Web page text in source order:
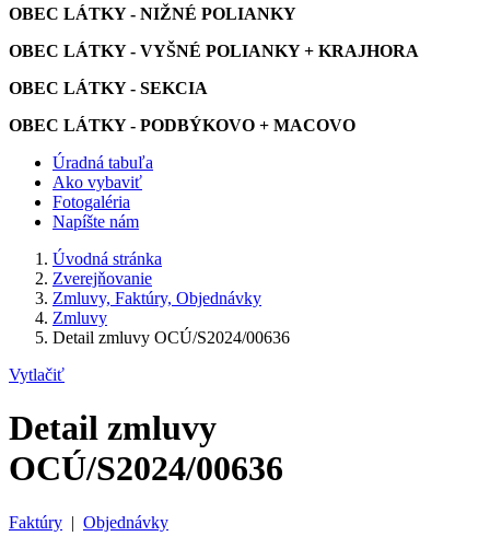
OBEC LÁTKY - NIŽNÉ POLIANKY
OBEC LÁTKY - VYŠNÉ POLIANKY + KRAJHORA
OBEC LÁTKY - SEKCIA
OBEC LÁTKY - PODBÝKOVO + MACOVO
Úradná tabuľa
Ako vybaviť
Fotogaléria
Napíšte nám
Úvodná stránka
Zverejňovanie
Zmluvy, Faktúry, Objednávky
Zmluvy
Detail zmluvy OCÚ/S2024/00636
Vytlačiť
Detail zmluvy
OCÚ/S2024/00636
Faktúry | Objednávky